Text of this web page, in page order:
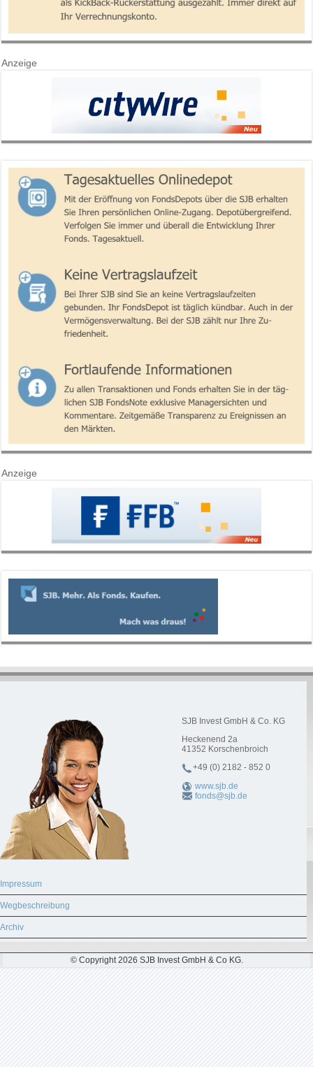
Anzeige
Anzeige
SJB Invest GmbH & Co. KG
Heckenend 2a
41352 Korschenbroich
+49 (0) 2182 - 852 0
www.sjb.de
fonds@sjb.de
Impressum
Wegbeschreibung
Archiv
© Copyright 2026 SJB Invest GmbH & Co KG.